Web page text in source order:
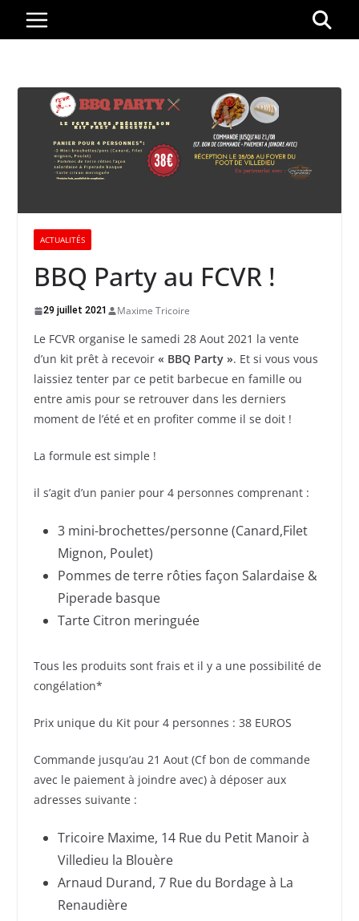
Passer
ACTUALITÉS
BBQ Party au FCVR !
29 juillet 2021 Maxime Tricoire
Le FCVR organise le samedi 28 Aout 2021 la vente
d’un kit prêt à recevoir« BBQ Party ». Et si vous vous
laissiez tenter par ce petit barbecue en famille ou
entre amis pour se retrouver dans les derniers
moment de l’été et en profiter comme il se doit !
La formule est simple !
il s’agit d’un panier pour 4 personnes comprenant :
3 mini-brochettes/personne (Canard,Filet
Mignon, Poulet)
Pommes de terre rôties façon Salardaise &
Piperade basque
Tarte Citron meringuée
Tous les produits sont frais et il y a une possibilité de
congélation*
Prix unique du Kit pour 4 personnes : 38 EUROS
Commande jusqu’au 21 Aout (Cf bon de commande
avec le paiement à joindre avec) à déposer aux
adresses suivante :
Tricoire Maxime, 14 Rue du Petit Manoir à
Villedieu la Blouère
Arnaud Durand, 7 Rue du Bordage à La
Renaudière